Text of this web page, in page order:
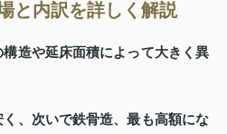
と内訳を詳しく解説
造や延床面積によって大きく異
、次いで鉄骨造、最も高額にな